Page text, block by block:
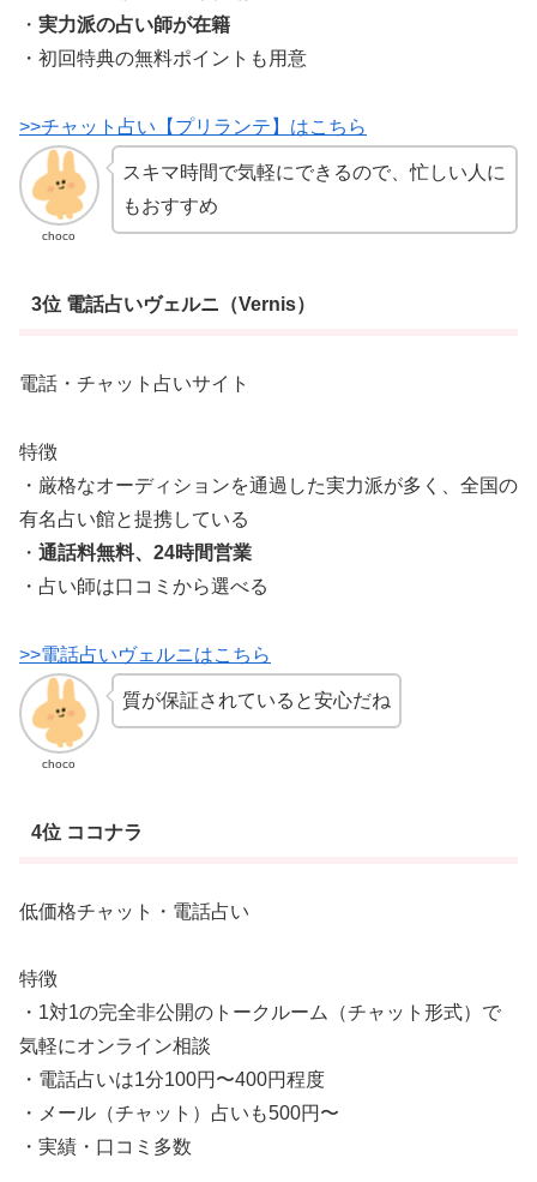
・ 実力派の占い師が在籍
・初回特典の無料ポイントも用意
>>チャット占い【プリランテ】はこちら
choco
スキマ時間で気軽にできるので、忙しい人に
もおすすめ
3位 電話占いヴェルニ（Vernis）
電話・チャット占いサイト
特徴
・厳格なオーディションを通過した実力派が多く、全国の
有名占い館と提携している
・ 通話料無料、24時間営業
・占い師は口コミから選べる
>>電話占いヴェルニはこちら
choco
質が保証されていると安心だね
4位 ココナラ
低価格チャット・電話占い
特徴
・1対1の完全非公開のトークルーム（チャット形式）で
気軽にオンライン相談
・電話占いは1分100円〜400円程度
・メール（チャット）占いも500円〜
・実績・口コミ多数